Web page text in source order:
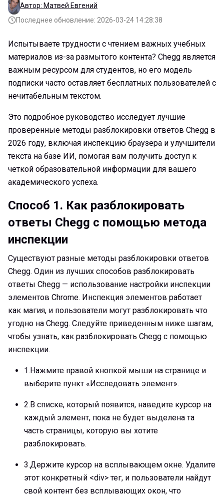
Автор: Матвей Евгений
Последнее обновление: 2026-03-24 14:28:38
Испытываете трудности с чтением важных учебных
материалов из-за размытого контента? Chegg является
важным ресурсом для студентов, но его модель
подписки часто оставляет бесплатных пользователей с
нечитабельным текстом.
Это подробное руководство исследует лучшие
проверенные методы разблокировки ответов Chegg в
2026 году, включая инспекцию браузера и улучшители
текста на базе ИИ, помогая вам получить доступ к
четкой образовательной информации для вашего
академического успеха.
Способ 1. Как разблокировать
ответы Chegg с помощью метода
инспекции
Существуют разные методы разблокировки ответов
Chegg. Один из лучших способов разблокировать
ответы Chegg — использование настройки инспекции
элементов Chrome. Инспекция элементов работает
как магия, и пользователи могут разблокировать что
угодно на Chegg. Следуйте приведенным ниже шагам,
чтобы узнать, как разблокировать Chegg с помощью
инспекции.
1.Нажмите правой кнопкой мыши на странице и
выберите пункт «Исследовать элемент».
2.В списке, который появится, наведите курсор на
каждый элемент, пока не будет выделена та
часть страницы, которую вы хотите
разблокировать.
3.Держите курсор на всплывающем окне. Удалите
этот конкретный <div> тег, и пользователи найдут
свой контент без всплывающих окон, что